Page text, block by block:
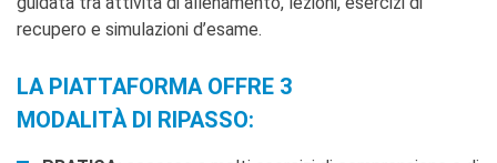
recupero e simulazioni d’esame.
LA PIATTAFORMA OFFRE 3
MODALITÀ DI RIPASSO: